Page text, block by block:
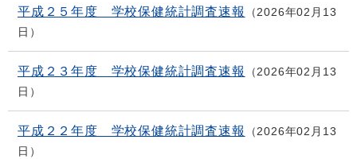
平成２５年度 学校保健統計調査速報
2026年02月13
日
平成２３年度 学校保健統計調査速報
2026年02月13
日
平成２２年度 学校保健統計調査速報
2026年02月13
日